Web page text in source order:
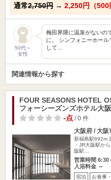
通常2,750円 → 2,250円（500
50代～
女性
梅田界隈に温泉がないの
に。 シンフォニーホー
して…
関連情報から探す
FOUR SEASONS HOTEL
フォーシーズンズホテル大
-点/ 0 件
大阪府 / 大阪
新福島駅692m
・JR大阪駅か
阪駅…
営業時間 6:30
入浴料金 ～
宿泊 お食事